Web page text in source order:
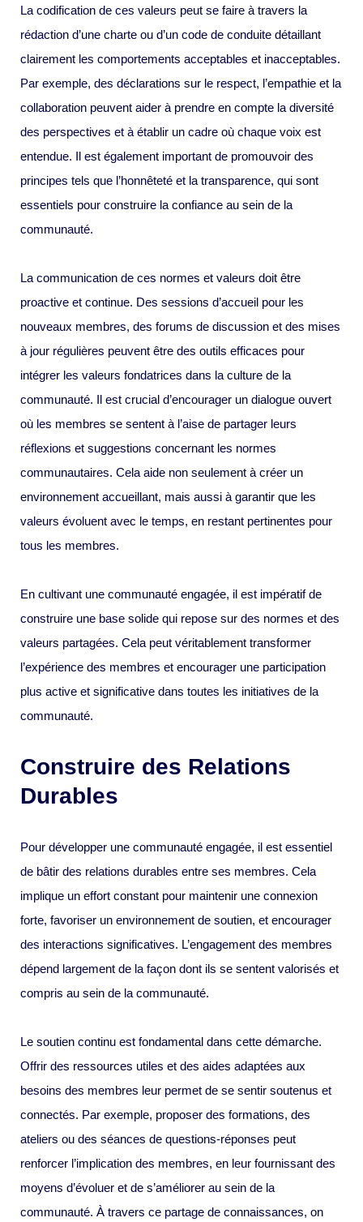
La codification de ces valeurs peut se faire à travers la
rédaction d’une charte ou d’un code de conduite détaillant
clairement les comportements acceptables et inacceptables.
Par exemple, des déclarations sur le respect, l’empathie et la
collaboration peuvent aider à prendre en compte la diversité
des perspectives et à établir un cadre où chaque voix est
entendue. Il est également important de promouvoir des
principes tels que l’honnêteté et la transparence, qui sont
essentiels pour construire la confiance au sein de la
communauté.
La communication de ces normes et valeurs doit être
proactive et continue. Des sessions d’accueil pour les
nouveaux membres, des forums de discussion et des mises
à jour régulières peuvent être des outils efficaces pour
intégrer les valeurs fondatrices dans la culture de la
communauté. Il est crucial d’encourager un dialogue ouvert
où les membres se sentent à l’aise de partager leurs
réflexions et suggestions concernant les normes
communautaires. Cela aide non seulement à créer un
environnement accueillant, mais aussi à garantir que les
valeurs évoluent avec le temps, en restant pertinentes pour
tous les membres.
En cultivant une communauté engagée, il est impératif de
construire une base solide qui repose sur des normes et des
valeurs partagées. Cela peut véritablement transformer
l’expérience des membres et encourager une participation
plus active et significative dans toutes les initiatives de la
communauté.
Construire des Relations
Durables
Pour développer une communauté engagée, il est essentiel
de bâtir des relations durables entre ses membres. Cela
implique un effort constant pour maintenir une connexion
forte, favoriser un environnement de soutien, et encourager
des interactions significatives. L’engagement des membres
dépend largement de la façon dont ils se sentent valorisés et
compris au sein de la communauté.
Le soutien continu est fondamental dans cette démarche.
Offrir des ressources utiles et des aides adaptées aux
besoins des membres leur permet de se sentir soutenus et
connectés. Par exemple, proposer des formations, des
ateliers ou des séances de questions-réponses peut
renforcer l’implication des membres, en leur fournissant des
moyens d’évoluer et de s’améliorer au sein de la
communauté. À travers ce partage de connaissances, on